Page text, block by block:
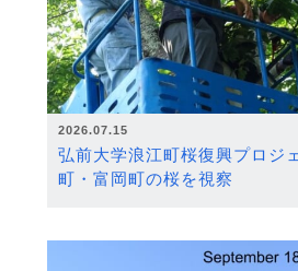
2026.07.15
弘前大学浪江町桜復興プロ
町・富岡町の桜を視察